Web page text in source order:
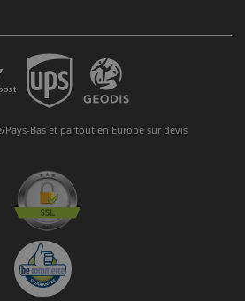
Bas et partout en Europe sur devis